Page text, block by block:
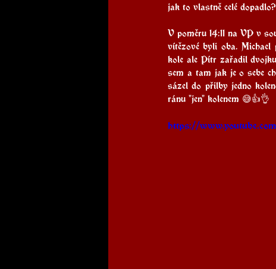
jak to vlastně celé dopadlo?
V poměru 14:11 na VP v
vítězové byli oba.
kole ale Pítr zařadil
sem a tam jak je o sebe
sázel do přilby jedno
ránu "jen" kolenem 😅👍👌
https://